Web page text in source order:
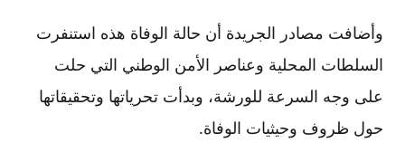
وأضافت مصادر الجريدة أن حالة الوفاة هذه استنفرت
السلطات المحلية وعناصر الأمن الوطني التي حلت
على وجه السرعة للورشة، وبدأت تحرياتها وتحقيقاتها
حول ظروف وحيثيات الوفاة.